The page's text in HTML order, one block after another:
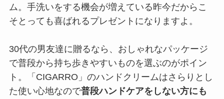
ム。手洗いをする機会が増えている昨今だからこ
そとっても喜ばれるプレゼントになりますよ。
30代の男友達に贈るなら、おしゃれなパッケージ
で普段から持ち歩きやすいものを選ぶのがポイン
ト。「CIGARRO」のハンドクリームはさらりとし
た使い心地なので普段ハンドケアをしない方にも